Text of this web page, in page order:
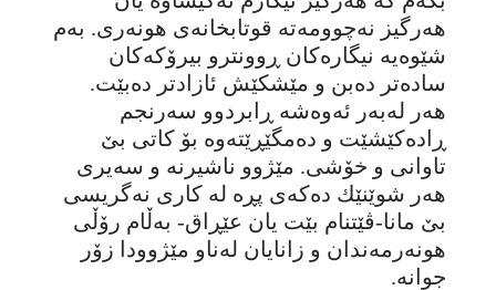
هەرگیز نەچوومەتە قوتابخانەی هونەری. بەم
شێوەیە نیگارەکان ڕوونترو بیرۆکەکان
سادەتر دەبن و مێشکێش ئازادتر دەبێت.
هەر لەبەر ئەوەشە ڕابردوو سەرنجم
ڕادەکێشێت و دەمگێڕێتەوە بۆ کاتی بێ
تاوانی و خۆشی. مێژوو ناشیرنە و سەیری
هەر شوێنێك دەکەی پڕە لە کاری نەگریسی
بێ مانا-ڤێتنام بێت یان عێڕاق- بەڵام رۆڵی
هونەرمەندان و زانایان لەناو مێژوودا زۆر
جوانە.